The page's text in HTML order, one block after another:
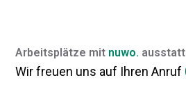
Arbeitsplätze mit nuwo.
Wir freuen uns auf Ihren Anruf